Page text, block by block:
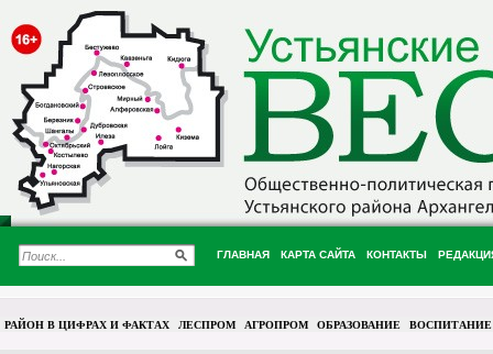
ГЛАВНАЯ КАРТА САЙТА КОНТАКТЫ
РАЙОН В ЦИФРАХ И ФАКТАХ ЛЕСПРОМ АГРОПРОМ ОБРАЗОВАНИЕ ВОСПИТАНИЕ